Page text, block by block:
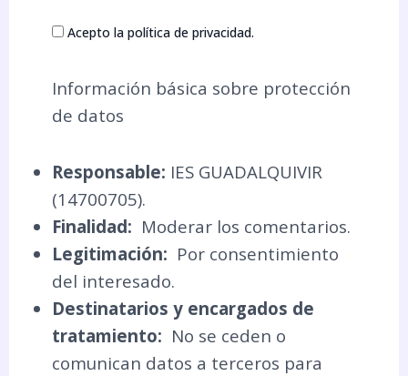
Acepto la política de privacidad.
Información básica sobre protección
de datos
Responsable: IES GUADALQUIVIR
(14700705).
Finalidad: Moderar los comentarios.
Legitimación: Por consentimiento
del interesado.
Destinatarios y encargados de
tratamiento: No se ceden o
comunican datos a terceros para